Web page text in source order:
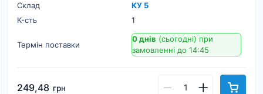
Склад
КУ 5
К-cть
1
Термін поставки
0 днів (сьогодні) при
замовленні до 14:45
249,48 грн